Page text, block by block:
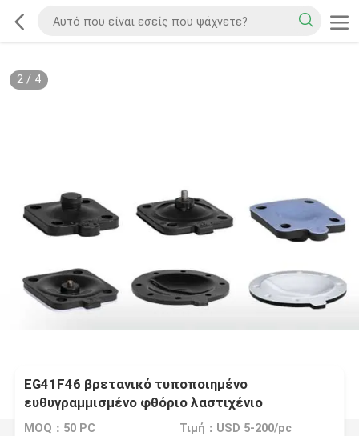
2/ 4
EG41F46 βρετανικό τυποποιημένο
ευθυγραμμισμένο φθόριο λαστιχένιο
διάφραγμα βαλβίδων διαφραγμάτων
MOQ：50 PC Τιμή：USD 5-200/pc